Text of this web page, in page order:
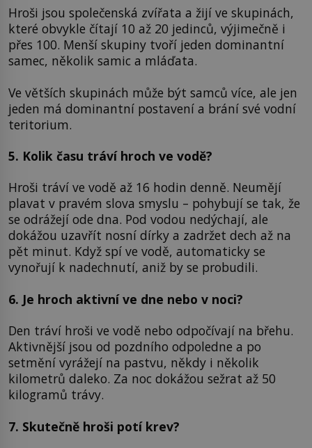
Hroši jsou společenská zvířata a žijí ve skupinách,
které obvykle čítají 10 až 20 jedinců, výjimečně i
přes 100. Menší skupiny tvoří jeden dominantní
samec, několik samic a mláďata.
Ve větších skupinách může být samců více, ale jen
jeden má dominantní postavení a brání své vodní
teritorium.
5. Kolik času tráví hroch ve vodě?
Hroši tráví ve vodě až 16 hodin denně. Neumějí
plavat v pravém slova smyslu – pohybují se tak, že
se odrážejí ode dna. Pod vodou nedýchají, ale
dokážou uzavřít nosní dírky a zadržet dech až na
pět minut. Když spí ve vodě, automaticky se
vynořují k nadechnutí, aniž by se probudili.
6. Je hroch aktivní ve dne nebo v noci?
Den tráví hroši ve vodě nebo odpočívají na břehu.
Aktivnější jsou od pozdního odpoledne a po
setmění vyrážejí na pastvu, někdy i několik
kilometrů daleko. Za noc dokážou sežrat až 50
kilogramů trávy.
7. Skutečně hroši potí krev?